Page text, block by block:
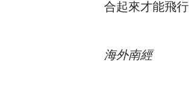
合起來才能飛
海外南經